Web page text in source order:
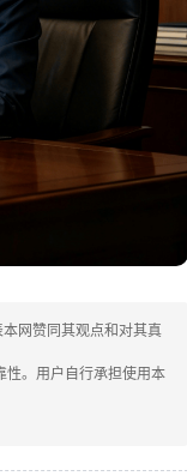
网赞同其观点和对其真
性。用户自行承担使用本